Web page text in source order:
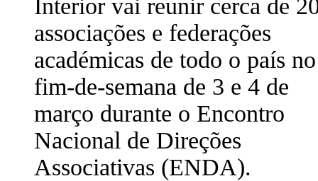
Interior vai reunir cerca de
associações e federações
académicas de todo o país no
fim-de-semana de 3 e 4 de
março durante o Encontro
Nacional de Direções
Associativas (ENDA).